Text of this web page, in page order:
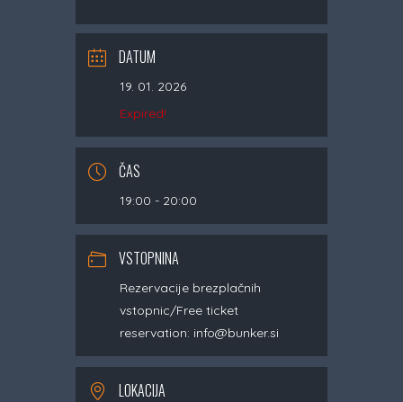
DATUM
19. 01. 2026
Expired!
ČAS
19:00 - 20:00
VSTOPNINA
Rezervacije brezplačnih
vstopnic/Free ticket
reservation: info@bunker.si
LOKACIJA